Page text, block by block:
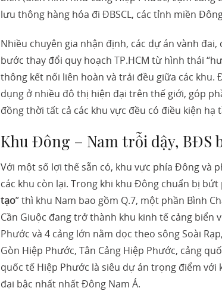
lưu thông hàng hóa đi ĐBSCL, các tỉnh miền
Nhiều chuyên gia nhận định, các dự án vành
bước thay đổi quy hoạch TP.HCM từ hình thái
thông kết nối liên hoàn và trải đều giữa các
dụng ở nhiều đô thị hiện đại trên thế giới, góp
đồng thời tất cả các khu vực đều có điều kiện hạ
Khu Đông – Nam trỗi dậy, BĐS
Với một số lợi thế sẵn có, khu vực phía Đông và
các khu còn lại. Trong khi khu Đông chuẩn bị
tạo” thì khu Nam bao gồm Q.7, một phần Bình
Cần Giuộc đang trở thành khu kinh tế cảng biển
Phước và 4 cảng lớn nằm dọc theo sông Soài
Gòn Hiệp Phước, Tân Cảng Hiệp Phước, cảng
quốc tế Hiệp Phước là siêu dự án trọng điểm
đại bậc nhất nhất Đông Nam Á.